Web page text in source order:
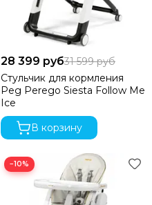
28 399 руб31 599 руб
Стульчик для кормления
Peg Perego Siesta Follow Me
Ice
В корзину
−10%